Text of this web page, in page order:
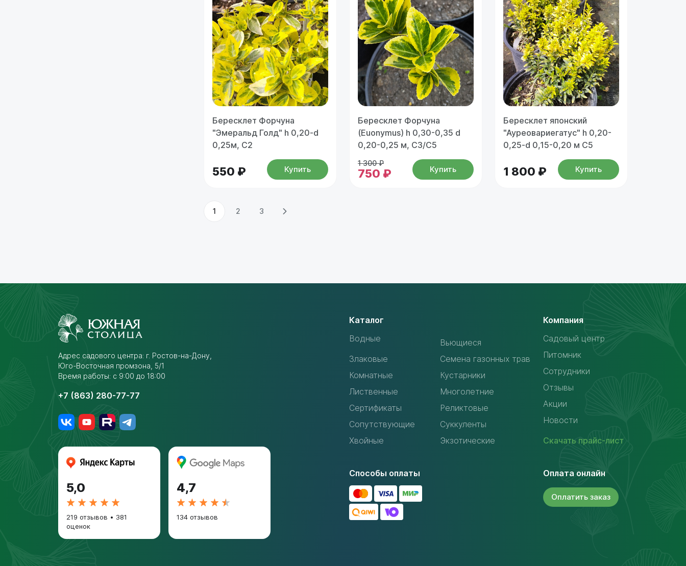
Бересклет Форчуна
"Эмеральд Голд" h 0,20-d
0,25м, С2
550 ₽ Купить
Бересклет Форчуна
(Euonymus) h 0,30-0,35 d
0,20-0,25 м, С3/С5
1 300 ₽
750 ₽ Купить
Бересклет японский
"Ауреовариегатус" h 0,20-
0,25-d 0,15-0,20 м С5
1 800 ₽ Купить
1 2 3
Адрес садового центра: г. Ростов-на-Дону,
Юго-Восточная промзона, 5/1
Время работы: с 9:00 до 18:00
+7 (863) 280-77-77
5,0
219 отзывов • 381
оценок
4,7
134 отзывов
Каталог
Водные
Вьющиеся
Злаковые
Семена газонных трав
Комнатные
Кустарники
Лиственные
Многолетние
Сертификаты
Реликтовые
Сопутствующие
Суккуленты
Хвойные
Экзотические
Компания
Садовый центр
Питомник
Сотрудники
Отзывы
Акции
Новости
Скачать прайс-лист
Способы оплаты Оплата онлайн
Оплатить заказ